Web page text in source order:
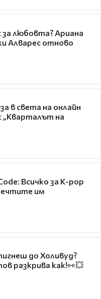
любовта? Ариана
Алварес отново
в света на онлайн
„Кварталът на
Всичко за K-pop
им
до Холивуд?
разкрива как!👀💥